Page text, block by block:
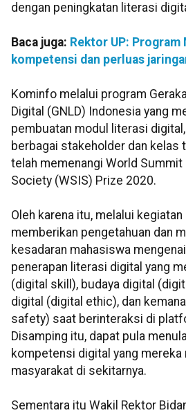
dengan peningkatan literasi
Baca juga: Rektor UP: Program
kompetensi dan perluas
Kominfo melalui program
Digital (GNLD) Indonesia yang
pembuatan modul literasi
berbagai stakeholder dan kelas
telah memenangi World
Society (WSIS) Prize 2020.
Oleh karena itu, melalui kegiatan
memberikan pengetahuan dan
kesadaran mahasiswa
penerapan literasi digital yang
(digital skill), budaya digital
digital (digital ethic), dan
safety) saat berinteraksi di
Disamping itu, dapat pula
kompetensi digital yang mereka
masyarakat di sekitarnya.
Sementara itu Wakil Rektor